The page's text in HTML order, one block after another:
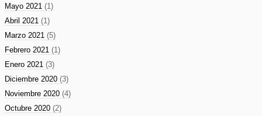
Mayo 2021 (1)
Abril 2021 (1)
Marzo 2021 (5)
Febrero 2021 (1)
Enero 2021 (3)
Diciembre 2020 (3)
Noviembre 2020 (4)
Octubre 2020 (2)